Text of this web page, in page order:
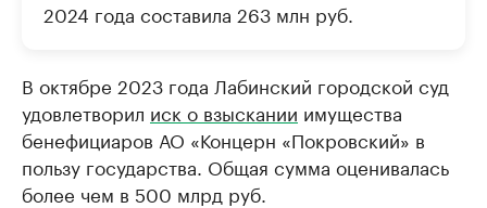
2024 года составила 263 млн руб.
В октябре 2023 года Лабинский городской суд
удовлетворил иск о взыскании имущества
бенефициаров АО «Концерн «Покровский» в
пользу государства. Общая сумма оценивалась
более чем в 500 млрд руб.